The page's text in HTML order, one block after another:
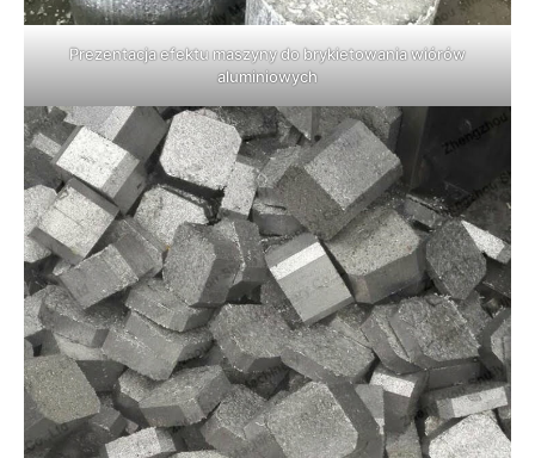
Prezentacja efektu maszyny do brykietowania wiórów
aluminiowych